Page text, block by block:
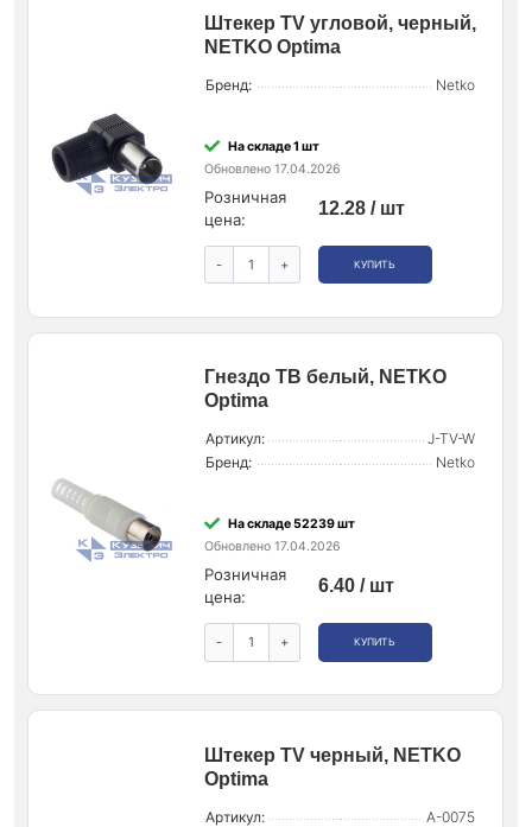
Штекер ТV угловой, черный,
NETKO Optima
Бренд: Netko
На складе 1 шт
Обновлено 17.04.2026
Розничная
цена:
12.28 / шт
- + КУПИТЬ
Гнездо ТВ белый, NETKO
Optima
Артикул:
J-TV-W
Бренд:
Netko
На складе 52239 шт
Обновлено 17.04.2026
Розничная
цена:
6.40 / шт
- + КУПИТЬ
Штекер ТV черный, NETKO
Optima
Артикул:
A-0075